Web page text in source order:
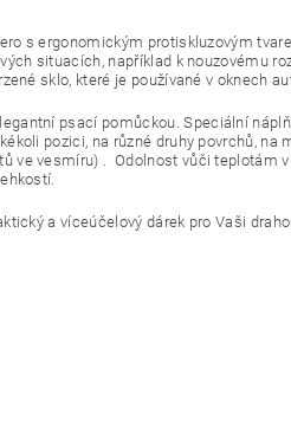
s ergonomickým protiskluzovým
situacích, například k nouzovému
sklo, které je používané v oknech
psací pomůckou. Speciální náplň
pozici, na různé druhy povrchů,
ve vesmíru) . Odolnost vůči
a víceúčelový dárek pro Vaši